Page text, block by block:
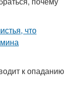
к опаданию